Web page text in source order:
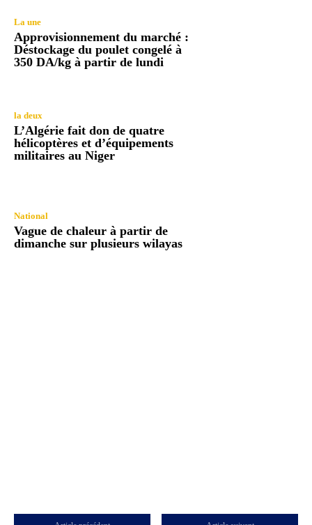
La une
Approvisionnement du marché :
Déstockage du poulet congelé à
350 DA/kg à partir de lundi
la deux
L’Algérie fait don de quatre
hélicoptères et d’équipements
militaires au Niger
National
Vague de chaleur à partir de
dimanche sur plusieurs wilayas